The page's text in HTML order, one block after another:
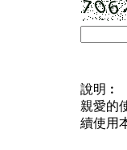
說明︰
親愛的
續使用